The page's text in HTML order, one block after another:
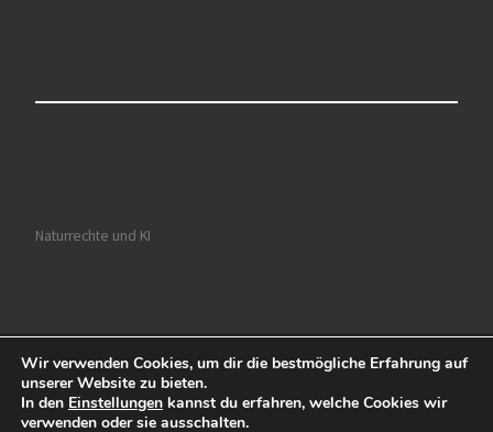
Naturrechte und KI
© 2026Ruhrkultour– Alle Rechte vorbehalten
Präsentiert von WP– Entworfen mit demCustomizr-Theme
Wir verwenden Cookies, um dir die bestmögliche Erfahrung auf
unserer Website zu bieten.
In den Einstellungen kannst du erfahren, welche Cookies wir
verwenden oder sie ausschalten.